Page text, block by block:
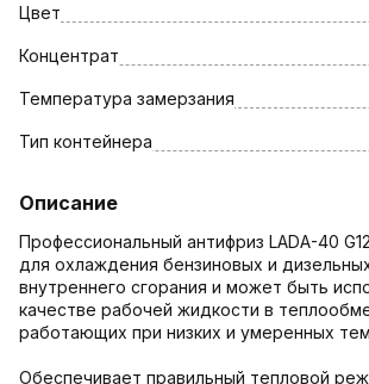
Цвет
Концентрат
Температура замерзания
Тип контейнера
Описание
Профессиональный антифриз LADA-40
для охлаждения бензиновых и
внутреннего сгорания и может быть
качестве рабочей жидкости в
работающих при низких и умеренных
Обеспечивает правильный тепловой